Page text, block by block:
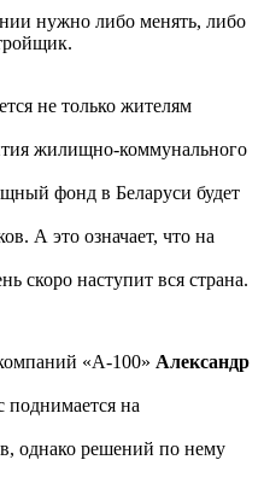
нужно либо менять, либо
не только жителям
жилищно-коммунального
фонд в Беларуси будет
А это означает, что на
скоро наступит вся страна.
«А-100» Александр
поднимается на
однако решений по нему